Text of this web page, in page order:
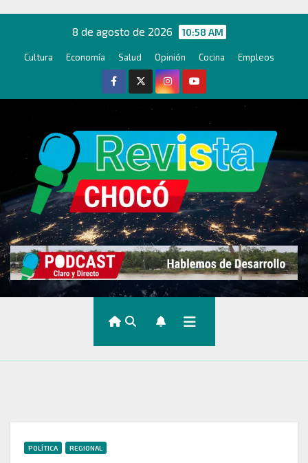
contenido
8 de agosto de 2026 10:58 AM
Cultura Economía Salud Opinión Cocina Empleos
POLÍTICA REGIONAL